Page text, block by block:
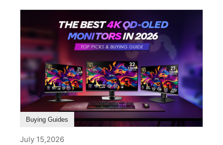
นี้มาก่อน ประสบการณ์การเล่นเกมที่ดียิ่งขึ้น หลุดพ้น
จากข้อจำกัดของหน้าจอเดียว การตั้งค่าจอภาพคู่จะ
ช่วยขยายมุมมองของคุณ ดึงดูดให้คุณอินไปกับเกม
มากยิ่งขึ้น และมอบประสบการณ์ภาพที่กว้างขวาง
และสมจริงอย่างแท้จริง ซึ่งจะพาคุณไปอยู่ใจกลางของ
ทุกเหตุการณ์ เพิ่มประสิทธิภาพในการทำงาน การตั้ง
ค่าจอภาพคู่ช่วยให้ผู้ใช้สามารถทำงานข้าม
แอปพลิเคชันต่างๆ พร้อมกันได้โดยไม่ต้องคอยสลับ
หน้าต่างไปมาตลอดเวลา ตัวอย่างเช่น คุณสามารถ
เปิดสเปรดชีต ทิ้งไว้บนหน้าจอหนึ่ง ในขณะที่กำลัง
ใช้งานเล่นเกมที่ไม่ได้ใช้ทรัพยการสูงแต่ก็ยังคงความ
สามารถในการเล่นเกมได้ ซึ่งเกมกาชาในปัจจุบันเป็น
ที่นิยมสูงอย่างมาก จึงทำให้ Cyborg เป็นที่นิยมอย่าง
มาก ในแง่ข้อหน้าจอที่สวยงาม รองรับเทคโนโลยีใหม่
การเล่นเกมที่ประสิทธิภาพ แบตเตอรี่ทนทานในน้ำ
หนักที่เบาและบาง หัวใจหลักของโน้ตบุ๊กต้องพกพา
ง่าย และมีความทนทานของแบตเตอรี่เพราะโน้ตบุ๊ก
นอกจากเล่นเกมแล้วยังสามารถทำงานนอกสถานที่ได้
โดยความทนทานของแบตเตอรี่ขึ้นอยู่กับการใช้งาน
และสเปกที่แตกต่างกันในแต่ละรุ่น ซึ่งเหตุผลที่
Buying Guides
July 15,2026